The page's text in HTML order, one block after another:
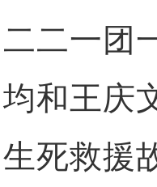
二一团
和王庆
死救援